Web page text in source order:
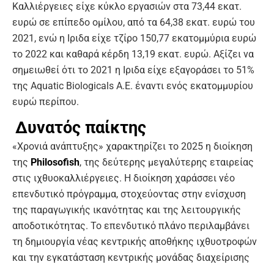
Καλλιέργειες είχε κύκλο εργασιών στα 73,44 εκατ.
ευρώ σε επίπεδο ομίλου, από τα 64,38 εκατ. ευρώ του
2021, ενώ η Ιριδα είχε τζίρο 150,77 εκατομμύρια ευρώ
το 2022 και καθαρά κέρδη 13,19 εκατ. ευρώ. Αξίζει να
σημειωθεί ότι το 2021 η Ιριδα είχε εξαγοράσει το 51%
της Aquatic Biologicals Α.Ε. έναντι ενός εκατομμυρίου
ευρώ περίπου.
Δυνατός παίκτης
«Χρονιά ανάπτυξης» χαρακτηρίζει το 2025 η διοίκηση
της Philosofish, της δεύτερης μεγαλύτερης εταιρείας
στις ιχθυοκαλλιέργειες. Η διοίκηση χαράσσει νέο
επενδυτικό πρόγραμμα, στοχεύοντας στην ενίσχυση
της παραγωγικής ικανότητας και της λειτουργικής
αποδοτικότητας. Το επενδυτικό πλάνο περιλαμβάνει
τη δημιουργία νέας κεντρικής αποθήκης ιχθυοτροφών
και την εγκατάσταση κεντρικής μονάδας διαχείρισης